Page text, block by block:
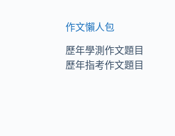
作文懶人包
歷年學測作文題目
歷年指考作文題目